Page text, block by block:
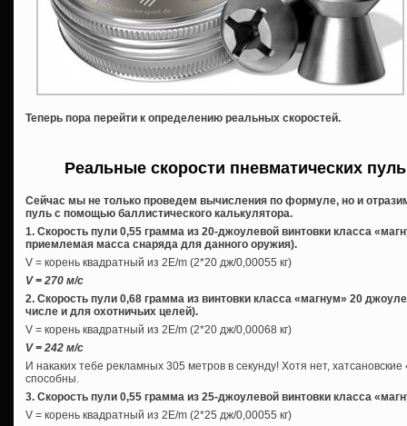
Теперь пора перейти к определению реальных скоростей.
Реальные скорости пневматических
Сейчас мы не только проведем вычисления по формуле, но и
пуль с помощью баллистического калькулятора.
1. Скорость пули 0,55 грамма из 20-джоулевой винтовки класса
приемлемая масса снаряда для данного оружия).
V = корень квадратный из 2E/m (2*20 дж/0,00055 кг)
V = 270 м/с
2. Скорость пули 0,68 грамма из винтовки класса «магнум» 20
числе и для охотничьих целей).
V = корень квадратный из 2E/m (2*20 дж/0,00068 кг)
V = 242 м/с
И накаких тебе рекламных 305 метров в секунду! Хотя нет,
способны.
3. Скорость пули 0,55 грамма из 25-джоулевой винтовки класса
V = корень квадратный из 2E/m (2*25 дж/0,00055 кг)